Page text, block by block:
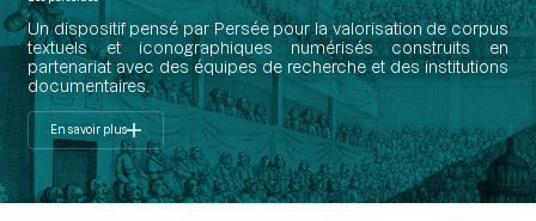
Un dispositif pensé par Persée pour la valorisation de corpus
textuels et iconographiques numérisés construits en
partenariat avec des équipes de recherche et des institutions
documentaires.
En savoir plus